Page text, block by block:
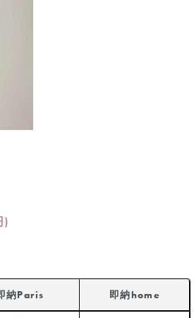
)
納Paris 即納home